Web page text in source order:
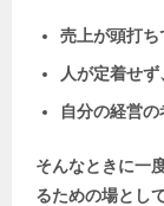
売上が頭打
人が定着せ
自分の経営
そんなときに一
るための場とし